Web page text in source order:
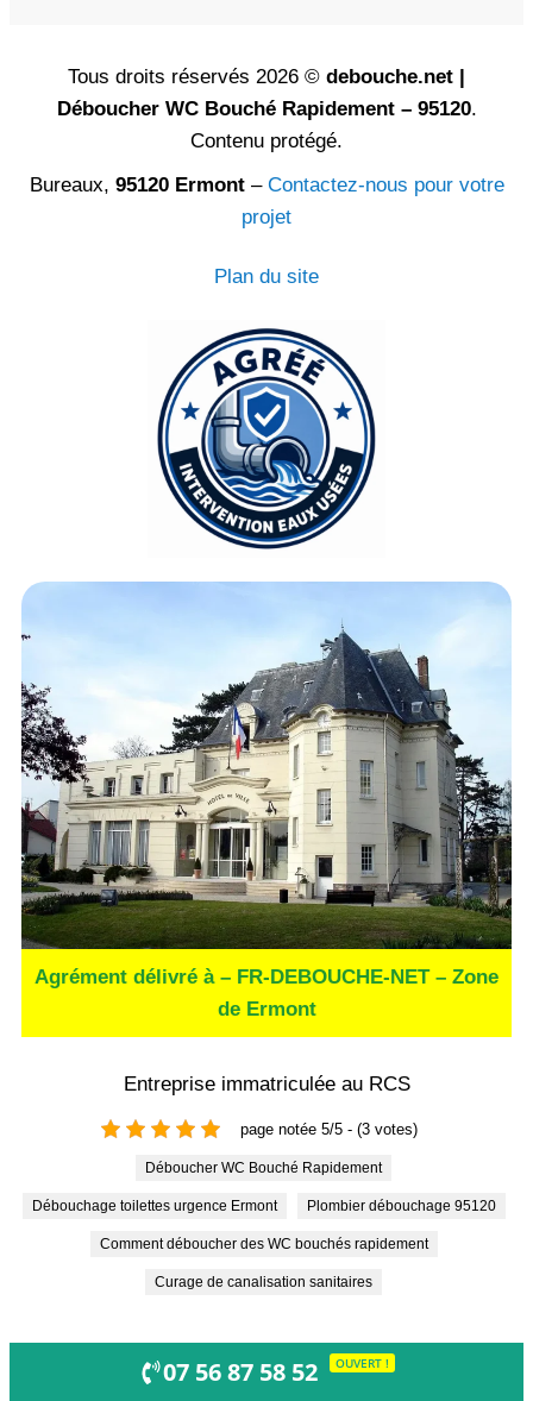
Tous droits réservés 2026 © debouche.net |
Déboucher WC Bouché Rapidement – 95120.
Contenu protégé.
Bureaux, 95120 Ermont– Contactez-nous pour votre
projet
Plan du site
Agrément délivré à – FR-DEBOUCHE-NET – Zone
de Ermont
Entreprise immatriculée au RCS
page notée 5/5 - (3 votes)
Déboucher WC Bouché Rapidement
Débouchage toilettes urgence Ermont Plombier débouchage 95120
Comment déboucher des WC bouchés rapidement
Curage de canalisation sanitaires
07 56 87 58 52 OUVERT !